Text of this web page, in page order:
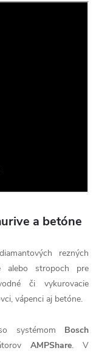
a betóne
rezných
alebo stropoch pre
či vykurovacie
vápenci aj betóne.
systémom Bosch
AMPShare. V